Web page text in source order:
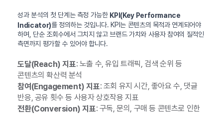
성과 분석의 첫 단계는 측정 가능한 KPI(Key Performance
Indicator)를 정의하는 것입니다. KPI는 콘텐츠의 목적과 연계되어야
하며, 단순 조회수에서 그치지 않고 브랜드 가치와 사용자 참여의 질적인
측면까지 평가할 수 있어야 합니다.
도달(Reach) 지표: 노출 수, 유입 트래픽, 검색 순위 등
콘텐츠의 확산력 분석
참여(Engagement) 지표: 조회 유지 시간, 좋아요 수, 댓글
반응, 공유 횟수 등 사용자 상호작용 지표
전환(Conversion) 지표: 구독, 문의, 구매 등 콘텐츠로 인한